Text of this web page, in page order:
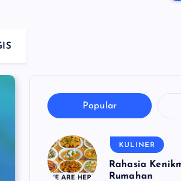
Popular
KULINER
Rahasia
Rumahan